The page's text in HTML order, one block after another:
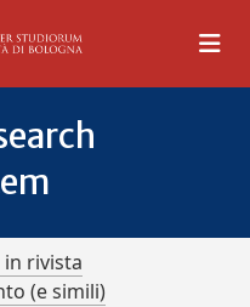
rivista
(e simili)